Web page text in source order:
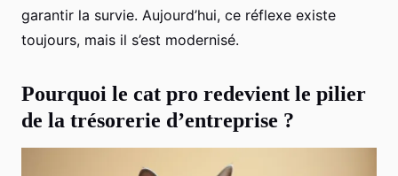
garantir la survie. Aujourd’hui, ce réflexe existe
toujours, mais il s’est modernisé.
Pourquoi le cat pro redevient le pilier
de la trésorerie d’entreprise ?